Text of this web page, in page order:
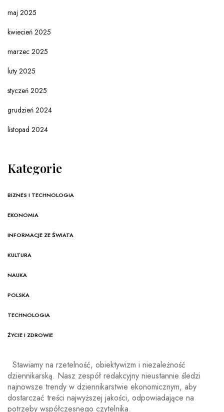
maj 2025
kwiecień 2025
marzec 2025
luty 2025
styczeń 2025
grudzień 2024
listopad 2024
Kategorie
BIZNES I TECHNOLOGIA
EKONOMIA
INFORMACJE ZE ŚWIATA
KULTURA
NAUKA
POLSKA
TECHNOLOGIA
ŻYCIE I ZDROWIE
Stawiamy na rzetelność, obiektywizm i niezależność
dziennikarską. Nasz zespół redakcyjny nieustannie śledzi
najnowsze trendy w dziennikarstwie ekonomicznym, aby
dostarczać treści najwyższej jakości, odpowiadające na
potrzeby współczesnego czytelnika.